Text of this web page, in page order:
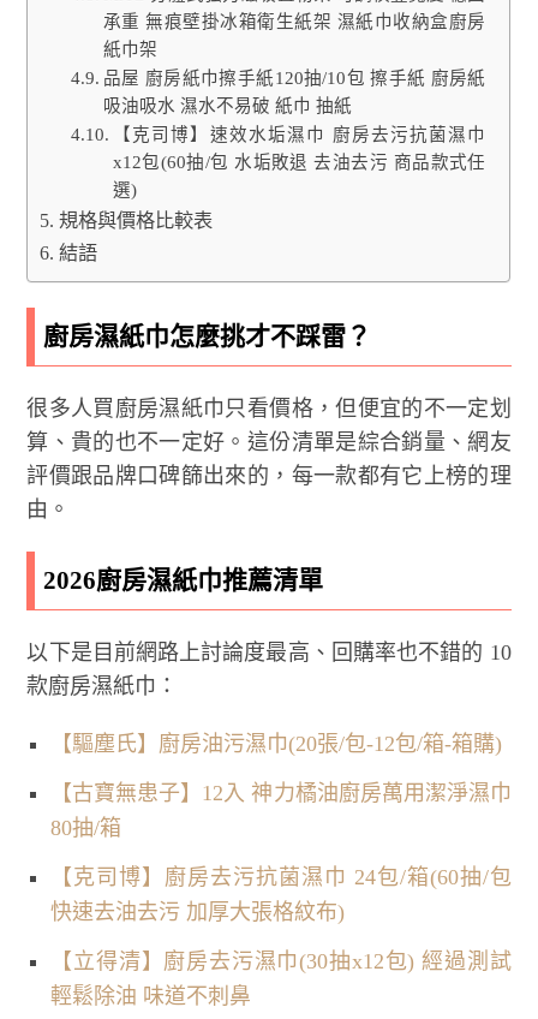
承重 無痕壁掛冰箱衛生紙架 濕紙巾收納盒廚房
紙巾架
品屋 廚房紙巾擦手紙120抽/10包 擦手紙 廚房紙
吸油吸水 濕水不易破 紙巾 抽紙
【克司博】速效水垢濕巾 廚房去污抗菌濕巾
x12包(60抽/包 水垢敗退 去油去污 商品款式任
選)
規格與價格比較表
結語
廚房濕紙巾怎麼挑才不踩雷？
很多人買廚房濕紙巾只看價格，但便宜的不一定划
算、貴的也不一定好。這份清單是綜合銷量、網友
評價跟品牌口碑篩出來的，每一款都有它上榜的理
由。
2026廚房濕紙巾推薦清單
以下是目前網路上討論度最高、回購率也不錯的 10
款廚房濕紙巾：
【驅塵氏】廚房油污濕巾(20張/包-12包/箱-箱購)
【古寶無患子】12入 神力橘油廚房萬用潔淨濕巾
80抽/箱
【克司博】廚房去污抗菌濕巾 24包/箱(60抽/包
快速去油去污 加厚大張格紋布)
【立得清】廚房去污濕巾(30抽x12包) 經過測試
輕鬆除油 味道不刺鼻